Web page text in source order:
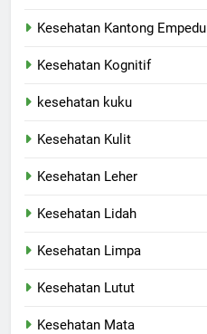
Kesehatan Kantong Empedu
Kesehatan Kognitif
kesehatan kuku
Kesehatan Kulit
Kesehatan Leher
Kesehatan Lidah
Kesehatan Limpa
Kesehatan Lutut
Kesehatan Mata